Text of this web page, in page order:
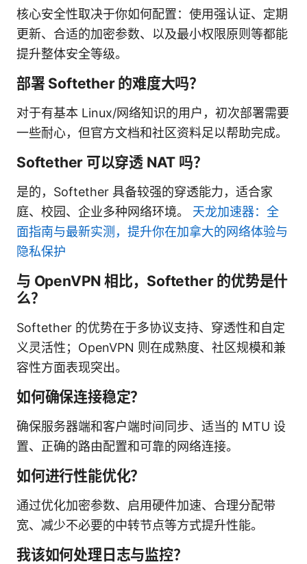
核心安全性取决于你如何配置：使用强认证、定期
更新、合适的加密参数、以及最小权限原则等都能
提升整体安全等级。
部署 Softether 的难度大吗？
对于有基本 Linux/网络知识的用户，初次部署需要
一些耐心，但官方文档和社区资料足以帮助完成。
Softether 可以穿透 NAT 吗？
是的，Softether 具备较强的穿透能力，适合家
庭、校园、企业多种网络环境。 天龙加速器：全
面指南与最新实测，提升你在加拿大的网络体验与
隐私保护
与 OpenVPN 相比，Softether 的优势是什
么？
Softether 的优势在于多协议支持、穿透性和自定
义灵活性；OpenVPN 则在成熟度、社区规模和兼
容性方面表现突出。
如何确保连接稳定？
确保服务器端和客户端时间同步、适当的 MTU 设
置、正确的路由配置和可靠的网络连接。
如何进行性能优化？
通过优化加密参数、启用硬件加速、合理分配带
宽、减少不必要的中转节点等方式提升性能。
我该如何处理日志与监控？